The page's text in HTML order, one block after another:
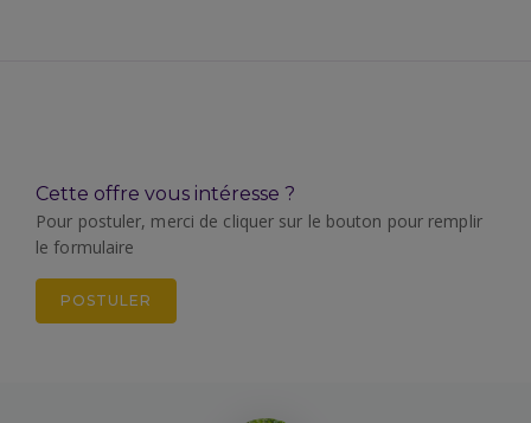
Cette offre vous intéresse ?
Pour postuler, merci de cliquer sur le bouton pour remplir
le formulaire
POSTULER